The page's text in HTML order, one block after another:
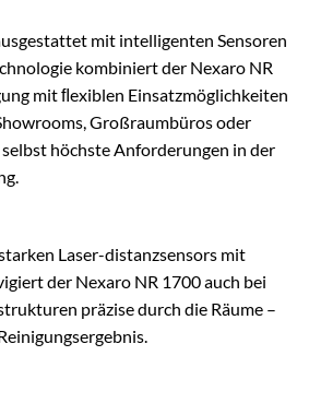
mit intelligenten Sensoren
kombiniert der Nexaro NR
mit ﬂexiblen Einsatzmöglichkeiten
Großraumbüros oder
höchste Anforderungen in der
Laser-distanzsensors mit
der Nexaro NR 1700 auch bei
präzise durch die Räume –